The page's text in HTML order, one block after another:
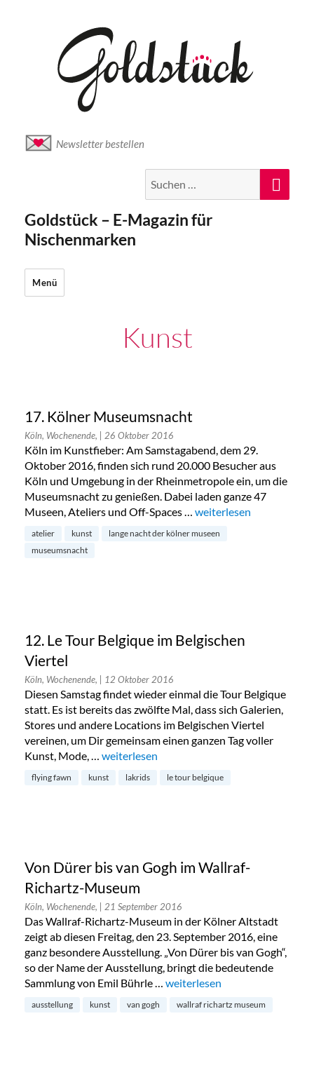
Newsletter bestellen
nach:
Goldstück – E-Magazin für
Nischenmarken
Menü
Kunst
17. Kölner Museumsnacht
Köln, Wochenende, | 26 Oktober 2016
Köln im Kunstfieber: Am Samstagabend, dem 29.
Oktober 2016, finden sich rund 20.000 Besucher aus
Köln und Umgebung in der Rheinmetropole ein, um die
Museumsnacht zu genießen. Dabei laden ganze 47
Museen, Ateliers und Off-Spaces … „17. Kölner
weiterlesen
atelier kunst
lange nacht der kölner museen
museumsnacht
12. Le Tour Belgique im Belgischen
Viertel
Köln, Wochenende, | 12 Oktober 2016
Diesen Samstag findet wieder einmal die Tour Belgique
statt. Es ist bereits das zwölfte Mal, dass sich Galerien,
Stores und andere Locations im Belgischen Viertel
vereinen, um Dir gemeinsam einen ganzen Tag voller
Kunst, Mode, … „12. Le Tour Belgique im Belgischen Viertel“
weiterlesen
flying fawn kunst lakrids le tour belgique
Von Dürer bis van Gogh im Wallraf-
Richartz-Museum
Köln, Wochenende, | 21 September 2016
Das Wallraf-Richartz-Museum in der Kölner Altstadt
zeigt ab diesen Freitag, den 23. September 2016, eine
ganz besondere Ausstellung. „Von Dürer bis van Gogh“,
so der Name der Ausstellung, bringt die bedeutende
Sammlung von Emil Bührle … „Von Dürer bis van Gogh im
weiterlesen
ausstellung kunst van gogh wallraf richartz museum